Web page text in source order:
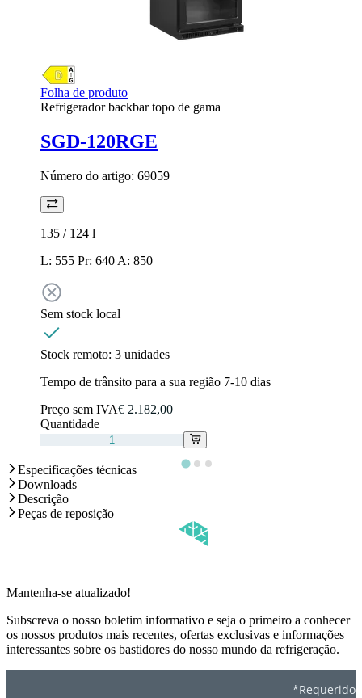
Folha de produto
Refrigerador backbar topo de gama
SGD-120RGE
Número do artigo: 69059
135 / 124 l
L: 555 Pr: 640 A: 850
Sem stock local
Stock remoto: 3 unidades
Tempo de trânsito para a sua região 7-10 dias
Preço sem IVA€ 2.182,00
Quantidade
Especificações técnicas
Downloads
Descrição
Peças de reposição
Mantenha-se atualizado!
Subscreva o nosso boletim informativo e seja o primeiro a conhecer
os nossos produtos mais recentes, ofertas exclusivas e informações
interessantes sobre os bastidores do nosso mundo da refrigeração.
*Requerido